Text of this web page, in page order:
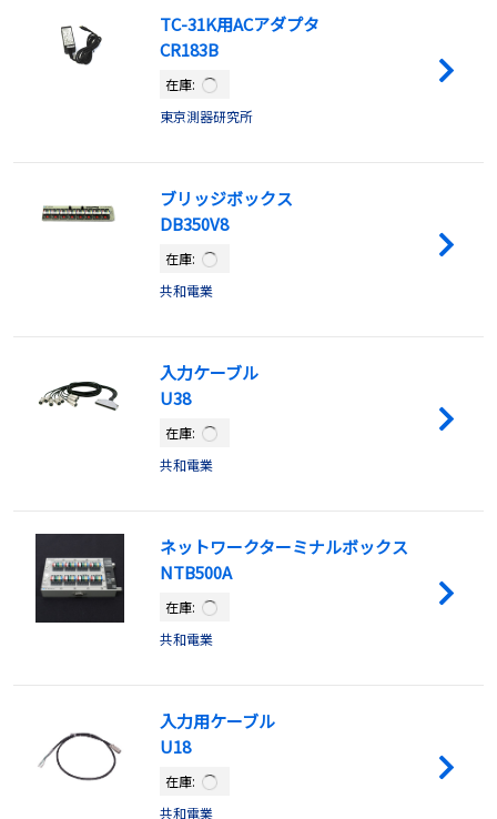
TC-31K用ACアダプタ
CR183B
在庫:
東京測器研究所
ブリッジボックス
DB350V8
在庫:
共和電業
入力ケーブル
U38
在庫:
共和電業
ネットワークターミナルボックス
NTB500A
在庫:
共和電業
入力用ケーブル
U18
在庫:
共和電業